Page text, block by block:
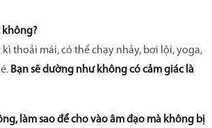
không?
thoải mái, có thể chạy nhảy, bơi lội, yoga,
Bạn sẽ dường như không có cảm giác là
làm sao để cho vào âm đạo mà không bị